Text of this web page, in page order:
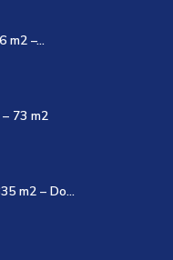
m2 –...
73 m2
m2 – Do...